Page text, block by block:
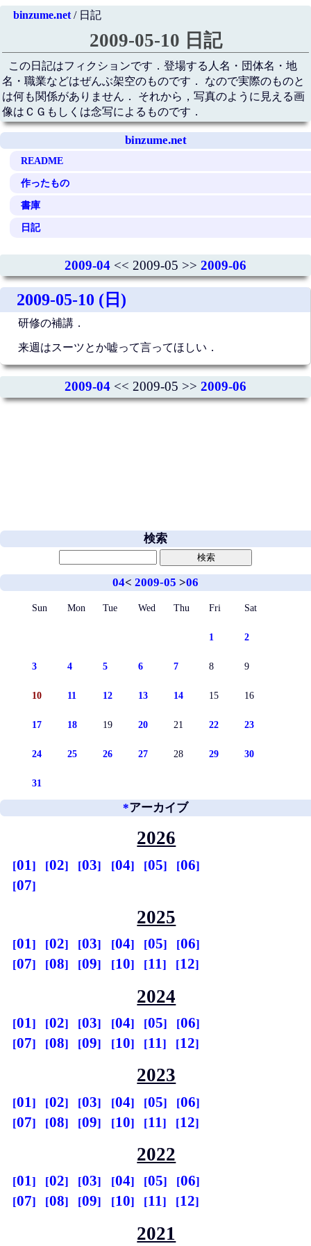
binzume.net/ 日記
2009-05-10 日記
この日記はフィクションです．登場する人名・団体名・地
名・職業などはぜんぶ架空のものです． なので実際のものと
は何も関係がありません． それから，写真のように見える画
像はＣＧもしくは念写によるものです．
binzume.net
README
作ったもの
書庫
日記
2009-04 << 2009-05 >> 2009-06
2009-05-10 (日)
研修の補講．
来週はスーツとか嘘って言ってほしい．
2009-04 << 2009-05 >> 2009-06
検索
04< 2009-05 >06
Sun Mon Tue Wed Thu Fri Sat
1 2
3 4 5 6 7 8 9
10 11 12 13 14 15 16
17 18 19 20 21 22 23
24 25 26 27 28 29 30
31
*アーカイブ
2026
01 02 03 04 05
06
07
2025
01 02 03 04 05
06
07
08 09 10 11 12
2024
01 02 03 04 05
06
07
08 09 10 11 12
2023
01 02 03 04 05
06
07
08 09 10 11 12
2022
01 02 03 04 05
06
07
08 09 10 11 12
2021